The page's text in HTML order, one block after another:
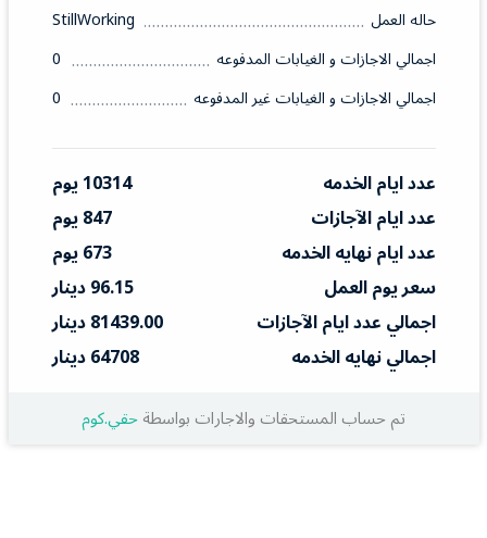
حاله العمل
StillWorking
اجمالي الاجازات و الغيابات المدفوعه
0
اجمالي الاجازات و الغيابات غير المدفوعه
0
عدد ايام الخدمه
10314 يوم
عدد ايام الآجازات
847 يوم
عدد ايام نهايه الخدمه
673 يوم
سعر يوم العمل
96.15 دينار
اجمالي عدد ايام الآجازات
81439.00 دينار
اجمالي نهايه الخدمه
64708 دينار
تم حساب المستحقات والاجارات بواسطةحقي.كوم